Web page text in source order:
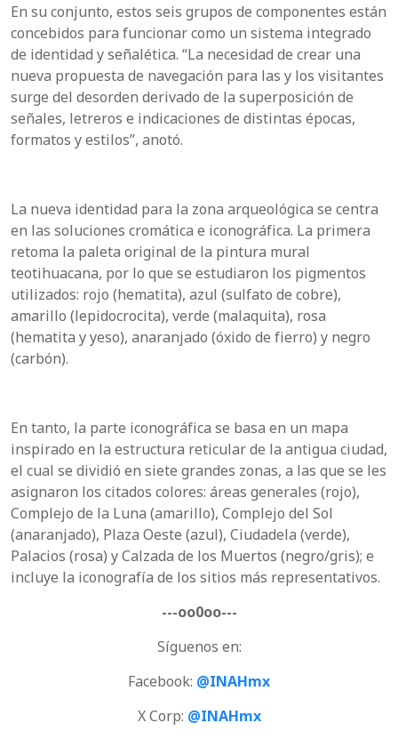
En su conjunto, estos seis grupos de componentes están
concebidos para funcionar como un sistema integrado
de identidad y señalética. “La necesidad de crear una
nueva propuesta de navegación para las y los visitantes
surge del desorden derivado de la superposición de
señales, letreros e indicaciones de distintas épocas,
formatos y estilos”, anotó.
La nueva identidad para la zona arqueológica se centra
en las soluciones cromática e iconográfica. La primera
retoma la paleta original de la pintura mural
teotihuacana, por lo que se estudiaron los pigmentos
utilizados: rojo (hematita), azul (sulfato de cobre),
amarillo (lepidocrocita), verde (malaquita), rosa
(hematita y yeso), anaranjado (óxido de fierro) y negro
(carbón).
En tanto, la parte iconográfica se basa en un mapa
inspirado en la estructura reticular de la antigua ciudad,
el cual se dividió en siete grandes zonas, a las que se les
asignaron los citados colores: áreas generales (rojo),
Complejo de la Luna (amarillo), Complejo del Sol
(anaranjado), Plaza Oeste (azul), Ciudadela (verde),
Palacios (rosa) y Calzada de los Muertos (negro/gris); e
incluye la iconografía de los sitios más representativos.
---oo0oo---
Síguenos en:
Facebook: @INAHmx
X Corp: @INAHmx